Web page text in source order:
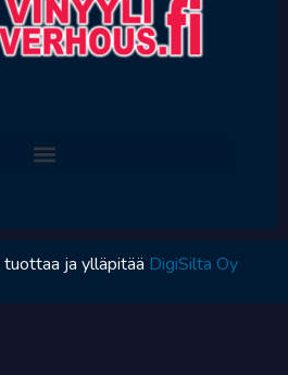
tuottaa ja ylläpitää DigiSilta Oy